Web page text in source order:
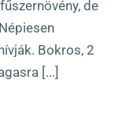
de
Bokros, 2
[...]